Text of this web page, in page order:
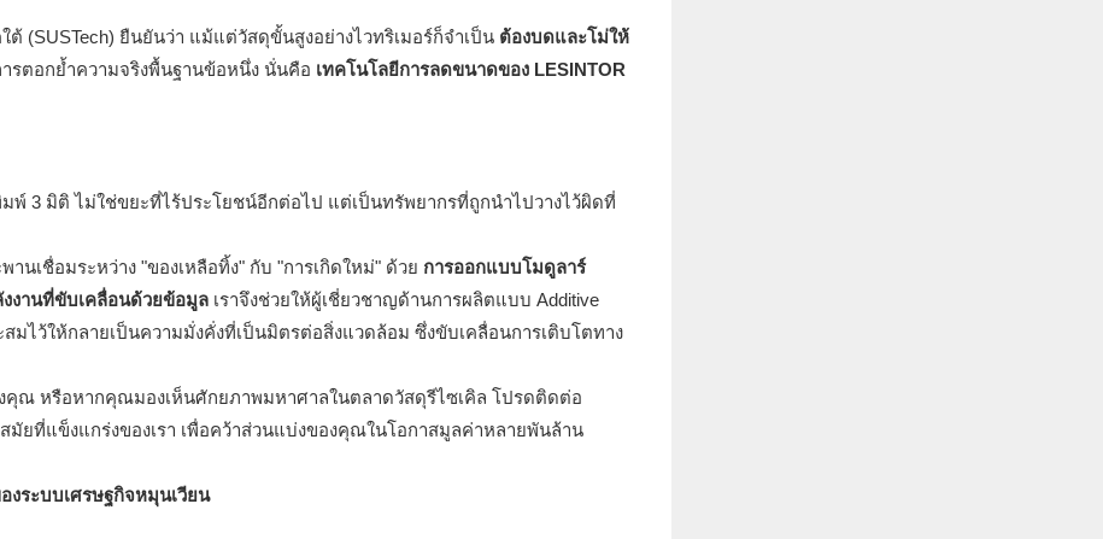
(SUSTech) ยืนยันว่า แม้แต่วัสดุขั้นสูงอย่างไวทริเมอร์ก็จำเป็น ต้องบดและโม่ให้
รตอกย้ำความจริงพื้นฐานข้อหนึ่ง นั่นคือ เทคโนโลยีการลดขนาดของ LESINTOR
พ์ 3 มิติ ไม่ใช่ขยะที่ไร้ประโยชน์อีกต่อไป แต่เป็นทรัพยากรที่ถูกนำไปวางไว้ผิดที่
านเชื่อมระหว่าง "ของเหลือทิ้ง" กับ "การเกิดใหม่" ด้วย การออกแบบโมดูลาร์
งานที่ขับเคลื่อนด้วยข้อมูลเราจึงช่วยให้ผู้เชี่ยวชาญด้านการผลิตแบบ Additive
มไว้ให้กลายเป็นความมั่งคั่งที่เป็นมิตรต่อสิ่งแวดล้อม ซึ่งขับเคลื่อนการเติบโตทาง
ณ หรือหากคุณมองเห็นศักยภาพมหาศาลในตลาดวัสดุรีไซเคิล โปรดติดต่อ
มัยที่แข็งแกร่งของเรา เพื่อคว้าส่วนแบ่งของคุณในโอกาสมูลค่าหลายพันล้าน
งระบบเศรษฐกิจหมุนเวียน